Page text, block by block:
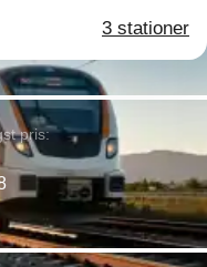
3 stationer
pris: